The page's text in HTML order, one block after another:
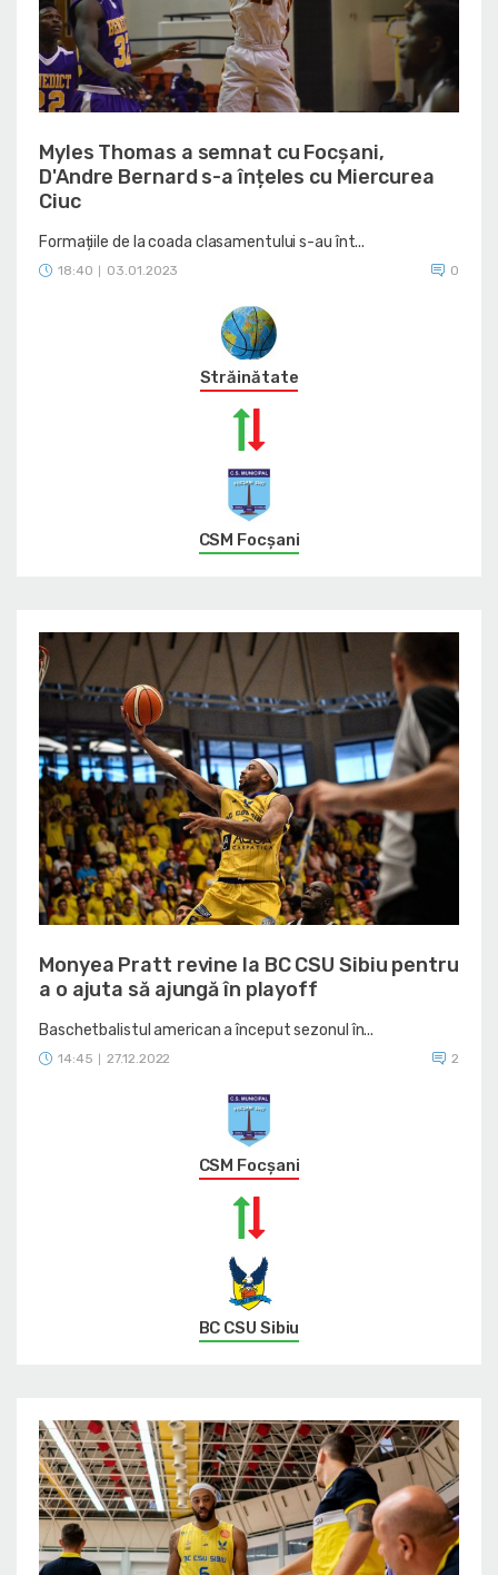
Myles Thomas a semnat cu Focșani,
D'Andre Bernard s-a înțeles cu Miercurea
Ciuc
Formațiile de la coada clasamentului s-au înt...
18:40 03.01.2023 0
Străinătate
CSM Focșani
Monyea Pratt revine la BC CSU Sibiu pentru
a o ajuta să ajungă în playoff
Baschetbalistul american a început sezonul în...
14:45 27.12.2022 2
CSM Focșani
BC CSU Sibiu